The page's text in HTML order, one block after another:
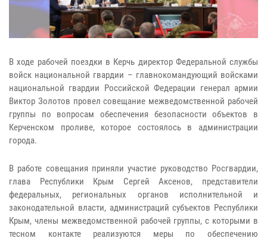
В ходе рабочей поездки в Керчь директор Федеральной службы
войск национальной гвардии – главнокомандующий войсками
национальной гвардии Российской Федерации генерал армии
Виктор Золотов провел совещание межведомственной рабочей
группы по вопросам обеспечения безопасности объектов в
Керченском проливе, которое состоялось в администрации
города.
В работе совещания приняли участие руководство Росгвардии,
глава Республики Крым Сергей Аксенов, представители
федеральных, региональных органов исполнительной и
законодательной власти, администраций субъектов Республики
Крым, члены межведомственной рабочей группы, с которыми в
тесном контакте реализуются меры по обеспечению